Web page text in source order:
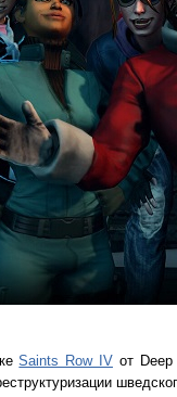
Saints Row IVот Deep